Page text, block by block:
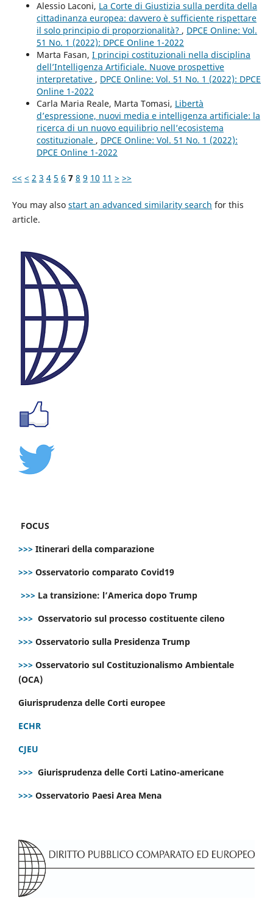
Alessio Laconi, La Corte di Giustizia sulla perdita della
cittadinanza europea: davvero è sufficiente rispettare
il solo principio di proporzionalità? , DPCE Online: Vol.
51 No. 1 (2022): DPCE Online 1-2022
Marta Fasan, I principi costituzionali nella disciplina
dell’Intelligenza Artificiale. Nuove prospettive
interpretative , DPCE Online: Vol. 51 No. 1 (2022): DPCE
Online 1-2022
Carla Maria Reale, Marta Tomasi, Libertà
d’espressione, nuovi media e intelligenza artificiale: la
ricerca di un nuovo equilibrio nell’ecosistema
costituzionale , DPCE Online: Vol. 51 No. 1 (2022):
DPCE Online 1-2022
<< < 2 3 4 5 6 7 8 9 10 11 > >>
You may also start an advanced similarity search for this
article.
FOCUS
>>> Itinerari della comparazione
>>> Osservatorio comparato Covid19
>>> La transizione: l’America dopo Trump
>>> Osservatorio sul processo costituente cileno
>>> Osservatorio sulla Presidenza Trump
>>> Osservatorio sul Costituzionalismo Ambientale
(OCA)
Giurisprudenza delle Corti europee
ECHR
CJEU
>>> Giurisprudenza delle Corti Latino-americane
>>> Osservatorio Paesi Area Mena